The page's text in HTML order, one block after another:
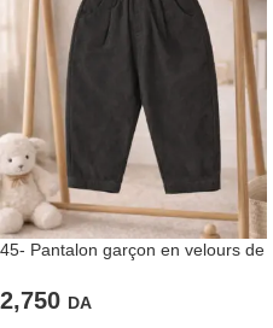
45- Pantalon garçon en velours de
2,750 DA